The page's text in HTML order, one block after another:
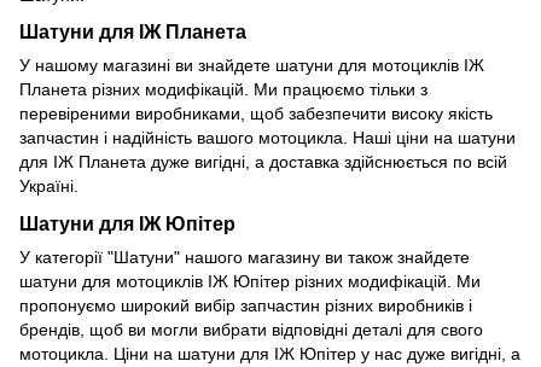
Шатуни для ІЖ Планета
У нашому магазині ви знайдете шатуни для мотоциклів ІЖ
Планета різних модифікацій. Ми працюємо тільки з
перевіреними виробниками, щоб забезпечити високу якість
запчастин і надійність вашого мотоцикла. Наші ціни на шатуни
для ІЖ Планета дуже вигідні, а доставка здійснюється по всій
Україні.
Шатуни для ІЖ Юпітер
У категорії "Шатуни" нашого магазину ви також знайдете
шатуни для мотоциклів ІЖ Юпітер різних модифікацій. Ми
пропонуємо широкий вибір запчастин різних виробників і
брендів, щоб ви могли вибрати відповідні деталі для свого
мотоцикла. Ціни на шатуни для ІЖ Юпітер у нас дуже вигідні, а